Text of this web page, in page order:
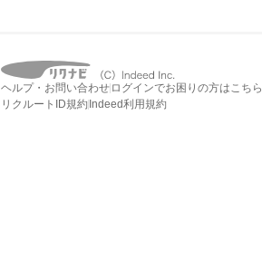
ヘルプ・お問い合わせ ログインでお困りの方はこちら
リクルートID規約 Indeed利用規約